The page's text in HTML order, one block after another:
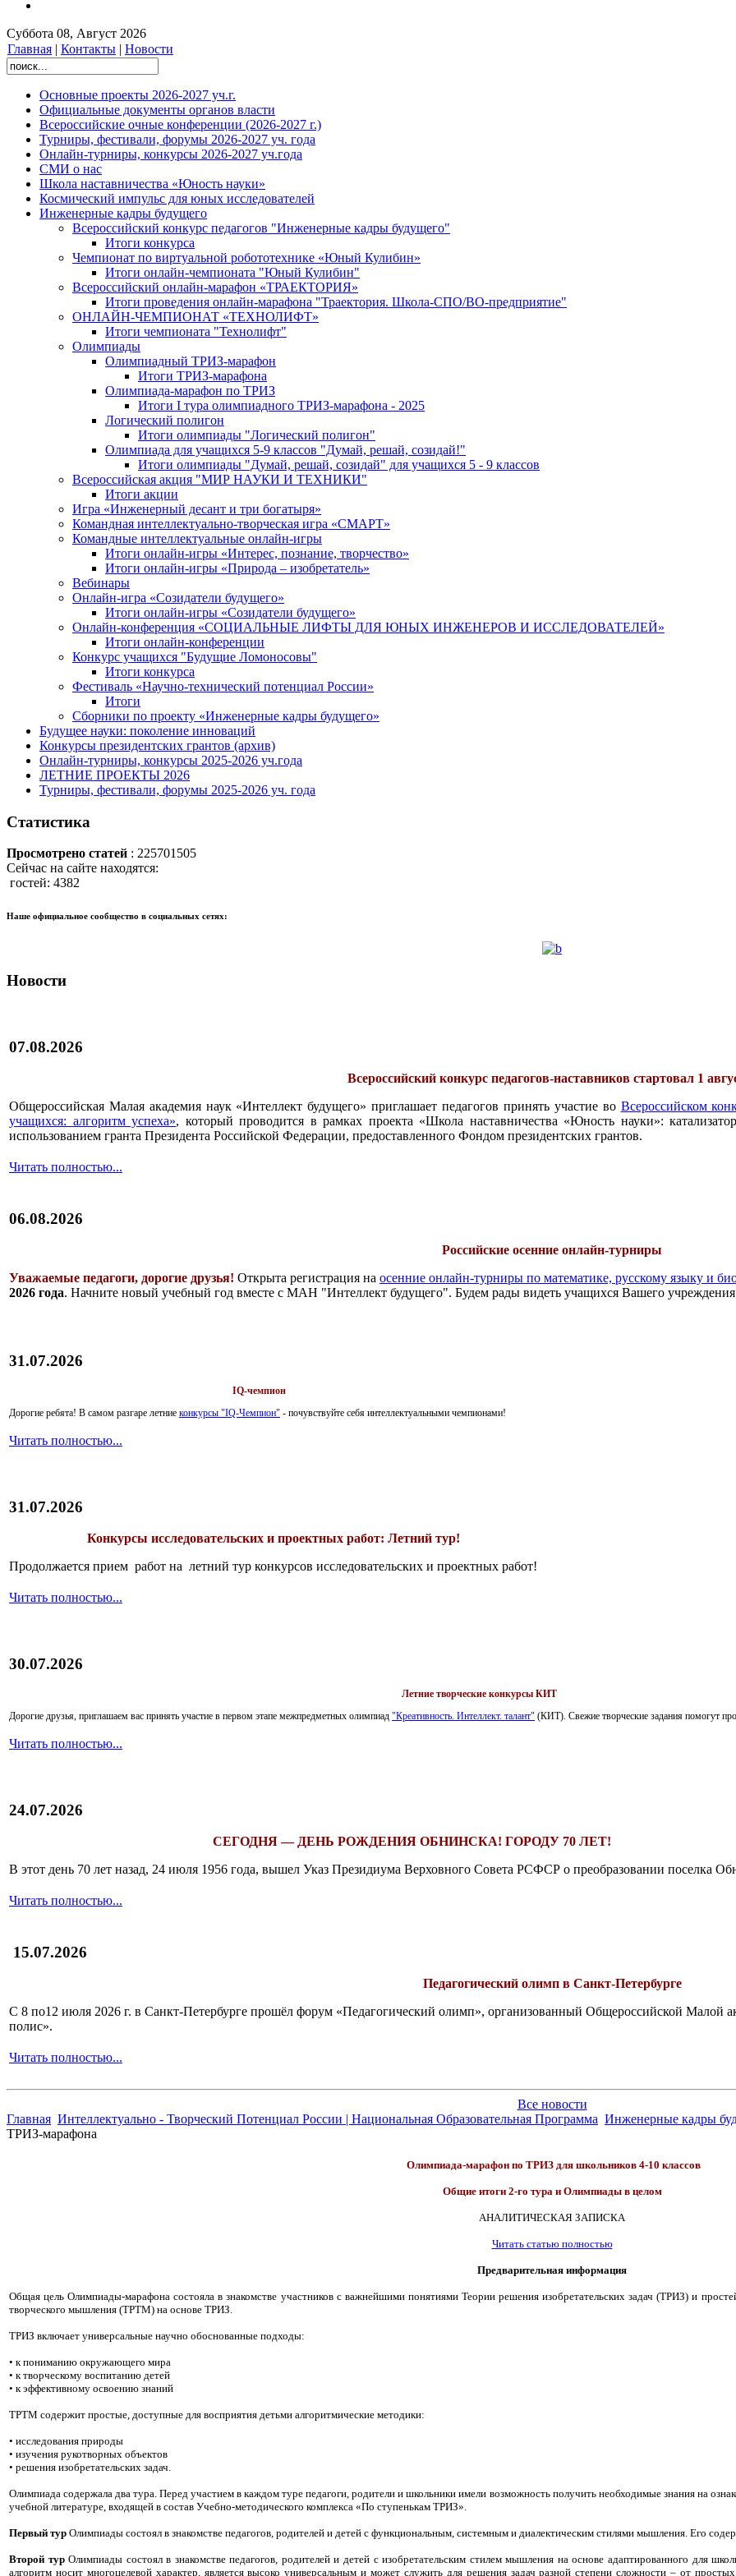
Суббота 08, Август 2026
Главная | Контакты | Новости
Основные проекты 2026-2027 уч.г.
Официальные документы органов власти
Всероссийские очные конференции (2026-2027 г.)
Турниры, фестивали, форумы 2026-2027 уч. года
Онлайн-турниры, конкурсы 2026-2027 уч.года
СМИ о нас
Школа наставничества «Юность науки»
Космический импульс для юных исследователей
Инженерные кадры будущего
Всероссийский конкурс педагогов "Инженерные кадры будущего"
Итоги конкурса
Чемпионат по виртуальной робототехнике «Юный Кулибин»
Итоги онлайн-чемпионата "Юный Кулибин"
Всероссийский онлайн-марафон «ТРАЕКТОРИЯ»
Итоги проведения онлайн-марафона "Траектория. Школа-СПО/ВО-предприятие"
ОНЛАЙН-ЧЕМПИОНАТ «ТЕХНОЛИФТ»
Итоги чемпионата "Технолифт"
Олимпиады
Олимпиадный ТРИЗ-марафон
Итоги ТРИЗ-марафона
Олимпиада-марафон по ТРИЗ
Итоги I тура олимпиадного ТРИЗ-марафона - 2025
Логический полигон
Итоги олимпиады "Логический полигон"
Олимпиада для учащихся 5-9 классов "Думай, решай, созидай!"
Итоги олимпиады "Думай, решай, созидай" для учащихся 5 - 9 классов
Всероссийская акция "МИР НАУКИ И ТЕХНИКИ"
Итоги акции
Игра «Инженерный десант и три богатыря»
Командная интеллектуально-творческая игра «СМАРТ»
Командные интеллектуальные онлайн-игры
Итоги онлайн-игры «Интерес, познание, творчество»
Итоги онлайн-игры «Природа – изобретатель»
Вебинары
Онлайн-игра «Созидатели будущего»
Итоги онлайн-игры «Cозидатели будущего»
Онлайн-конференция «СОЦИАЛЬНЫЕ ЛИФТЫ ДЛЯ ЮНЫХ ИНЖЕНЕРОВ И ИССЛЕДОВАТЕЛЕЙ»
Итоги онлайн-конференции
Конкурс учащихся "Будущие Ломоносовы"
Итоги конкурса
Фестиваль «Научно-технический потенциал России»
Итоги
Сборники по проекту «Инженерные кадры будущего»
Будущее науки: поколение инноваций
Конкурсы президентских грантов (архив)
Онлайн-турниры, конкурсы 2025-2026 уч.года
ЛЕТНИЕ ПРОЕКТЫ 2026
Турниры, фестивали, форумы 2025-2026 уч. года
Статистика
Просмотрено статей : 225701505
Сейчас на сайте находятся:
гостей: 4382
Наше официальное сообщество в социальных сетях:
Новости
07.08.2026
Всероссийский конкурс педагогов-наставников стартовал 1
Общероссийская Малая академия наук «Интеллект будущего» приглашает педагогов принять участие во Всероссийском
учащихся: алгоритм успеха», который проводится в рамках проекта «Школа наставничества «Юность науки»:
использованием гранта Президента Российской Федерации, предоставленного Фондом президентских грантов.
Читать полностью...
06.08.2026
Российские осенние онлайн-турниры
Уважаемые педагоги, дорогие друзья! Открыта регистрация на осенние онлайн-турниры по математике, русскому языку и
2026 года. Начните новый учебный год вместе с МАН "Интеллект будущего". Будем рады видеть учащихся Вашего
31.07.2026
IQ-чемпион
Дорогие ребята! В самом разгаре летние конкурсы "IQ-Чемпион" - почувствуйте себя интеллектуальными чемпионами!
Читать полностью...
31.07.2026
Конкурсы исследовательских и проектных работ: Летний тур!
Продолжается прием работ на летний тур конкурсов исследовательских и проектных работ!
Читать полностью...
30.07.2026
Летние творческие конкурсы КИТ
Дорогие друзья, приглашаем вас принять участие в первом этапе межпредметных олимпиад "Креативность. Интеллект. талант" (КИТ). Свежие творческие задания помогут
Читать полностью...
24.07.2026
СЕГОДНЯ — ДЕНЬ РОЖДЕНИЯ ОБНИНСКА! ГОРОДУ 70 ЛЕТ!
В этот день 70 лет назад, 24 июля 1956 года, вышел Указ Президиума Верховного Совета РСФСР о преобразовании поселка
Читать полностью...
15.07.2026
Педагогический олимп в Санкт-Петербурге
С 8 по12 июля 2026 г. в Санкт-Петербурге прошёл форум «Педагогический олимп», организованный Общероссийской Малой
полис».
Читать полностью...
Все новости
Главная Интеллектуально - Творческий Потенциал России | Национальная Образовательная Программа Инженерные кадры
ТРИЗ-марафона
Олимпиада-марафон по ТРИЗ для школьников 4-10 классов
Общие итоги 2-го тура и Олимпиады в целом
АНАЛИТИЧЕСКАЯ ЗАПИСКА
Читать статью полностью
Предварительная информация
Общая цель Олимпиады-марафона состояла в знакомстве участников с важнейшими понятиями Теории решения изобретательских задач (ТРИЗ) и
творческого мышления (ТРТМ) на основе ТРИЗ.
ТРИЗ включает универсальные научно обоснованные подходы:
• к пониманию окружающего мира
• к творческому воспитанию детей
• к эффективному освоению знаний
ТРТМ содержит простые, доступные для восприятия детьми алгоритмические методики:
• исследования природы
• изучения рукотворных объектов
• решения изобретательских задач.
Олимпиада содержала два тура. Перед участием в каждом туре педагоги, родители и школьники имели возможность получить необходимые знания на
учебной литературе, входящей в состав Учебно-методического комплекса «По ступенькам ТРИЗ».
Первый тур Олимпиады состоял в знакомстве педагогов, родителей и детей с функциональным, системным и диалектическим стилями мышления. Его
Второй турОлимпиады состоял в знакомстве педагогов, родителей и детей с изобретательским стилем мышления на основе адаптированного для
алгоритм носит многоцелевой характер, является высоко универсальным и может служить для решения задач разной степени сложности – от